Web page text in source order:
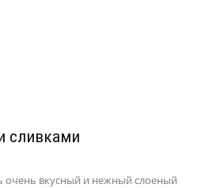
сливками
очень вкусный и нежный слоеный